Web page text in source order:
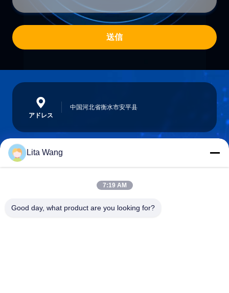
送信
アドレス
中国河北省衡水市安平县
lita@screenmeshnet.com
Lita Wang
7:19 AM
Good day, what product are you looking for?